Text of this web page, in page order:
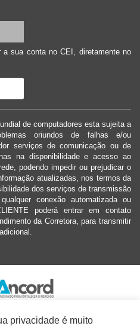
sua conta no CEI, diretamente no
de computadores esta sujeita a
oriundos de falhas e/ou
serviços de comunicação ou de
na disponibilidade e acesso ao
podendo impedir ou prejudicar o
atualizadas, nos termos da
dos serviços de transmissão
conexão automatizada ou
poderá entrar em contato
da Corretora, para transmitir
privacidade é muito